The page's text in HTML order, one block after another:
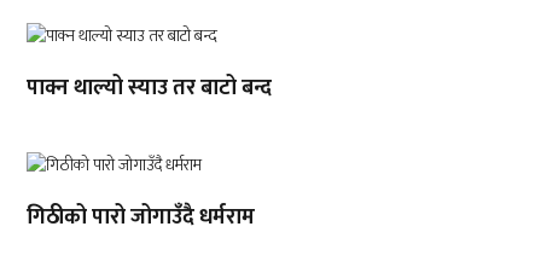
पाक्न थाल्यो स्याउ तर बाटो बन्द
गिठीको पारो जोगाउँदै धर्मराम